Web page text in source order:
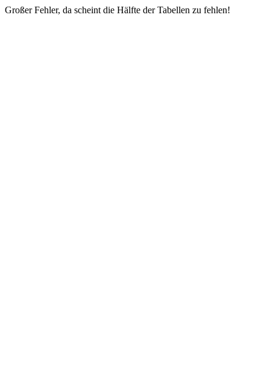
Großer Fehler, da scheint die Hälfte der Tabellen zu fehlen!